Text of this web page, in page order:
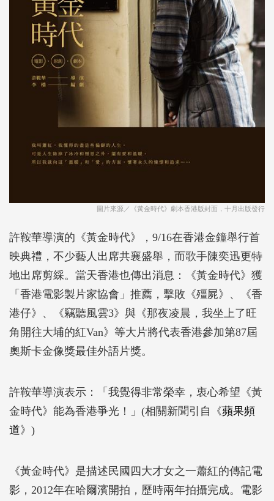
圖片來源／《黃金時代》劇本香港版封面，十月出版發行
許鞍華導演的《黃金時代》，9/16在香港金鐘舉行首
映典禮，不少藝人出席共襄盛舉，而歌手陳奕迅更特
地出席剪綵。當天香港也傳出消息：《黃金時代》獲
「香港電影製片家協會」推薦，擊敗《殭屍》、《香
港仔》、《竊聽風雲3》與《那夜凌晨，我坐上了旺
角開往大埔的紅Van》等大片將代表香港參加第87屆
奧斯卡金像獎最佳外語片獎。
許鞍華導演表示：「我覺得非常榮幸，衷心希望《黃
金時代》能為香港爭光！」(相關新聞引自《蘋果頻
道》)
《黃金時代》是描述民國四大才女之一蕭紅的傳記電
影，2012年在哈爾濱開拍，歷時兩年拍攝完成。電影